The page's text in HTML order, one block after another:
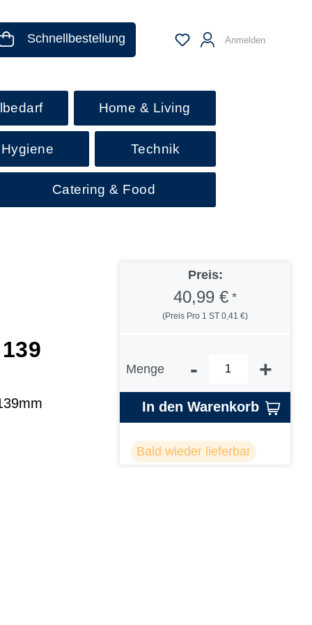
Schnellbestellung Anmelden
Home & Living
Technik
Catering & Food
Preis:
40,99 € *
(Preis Pro 1 ST 0,41 €)
Menge - +
In den Warenkorb
Bald wieder lieferbar